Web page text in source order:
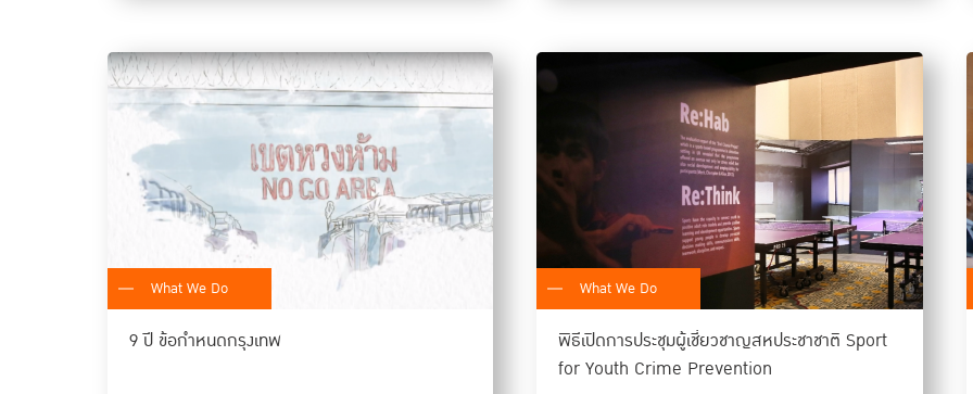
What We Do
9 ปี ข้อกำหนดกรุงเทพ
What We Do
พิธีเปิดการประชุมผู้เชี่ยวชาญสหประชาชาติ Sport
for Youth Crime Prevention